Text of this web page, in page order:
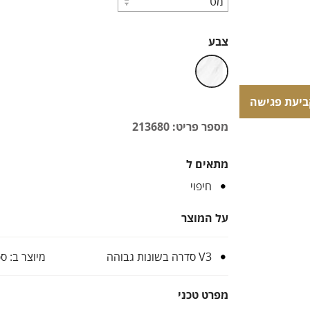
צבע
מספר פריט: 213680
מתאים ל
חיפוי
על המוצר
V3 סדרה בשונות גבוהה מיוצר ב:
מפרט טכני
פגישה
פגישה